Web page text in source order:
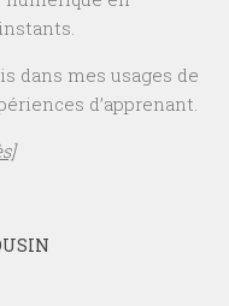
dans mes usages de
d’apprenant.